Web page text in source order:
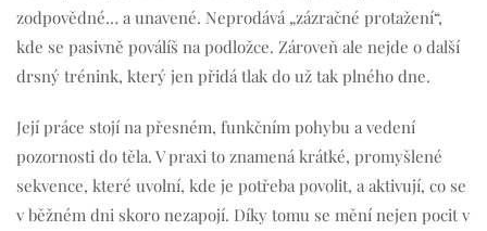
zodpovědné… a unavené. Neprodává „zázračné protažení“,
kde se pasivně poválíš na podložce. Zároveň ale nejde o další
drsný trénink, který jen přidá tlak do už tak plného dne.
Její práce stojí na přesném, funkčním pohybu a vedení
pozornosti do těla. V praxi to znamená krátké, promyšlené
sekvence, které uvolní, kde je potřeba povolit, a aktivují, co se
v běžném dni skoro nezapojí. Díky tomu se mění nejen pocit v